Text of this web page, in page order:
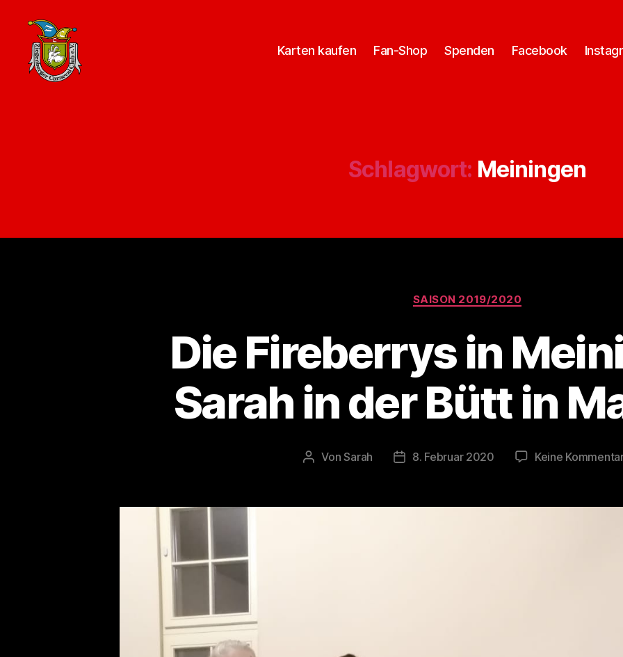
Karten kaufen Fan-Shop Spenden Facebook
Schlagwort: Meiningen
Kategorien
SAISON 2019/2020
Die Fireberrys in
Sarah in der Bütt in
Beitragsautor
VonSarah Veröffentlichungsdatum
8. Februar 2020 Keine